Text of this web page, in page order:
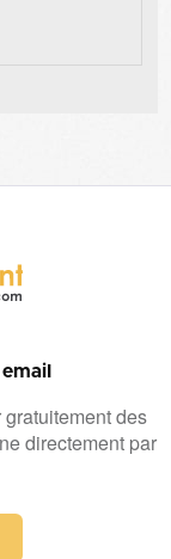
des
directement par